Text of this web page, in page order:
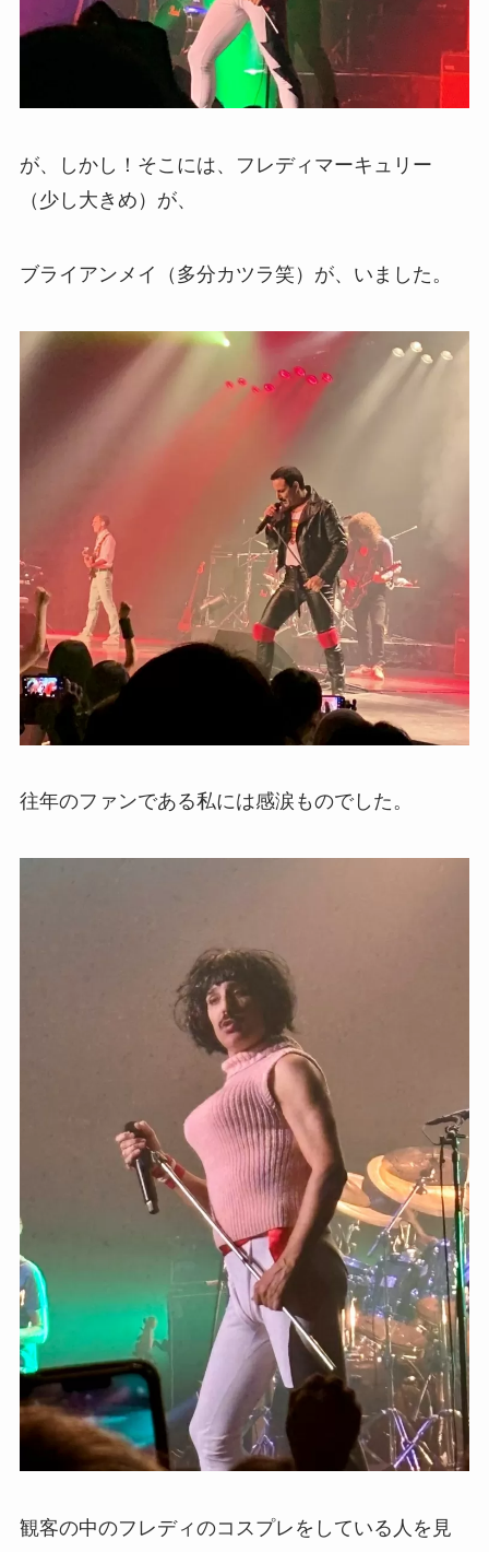
が、しかし！そこには、フレディマーキュリー
（少し大きめ）が、
ブライアンメイ（多分カツラ笑）が、いました。
往年のファンである私には感涙ものでした。
観客の中のフレディのコスプレをしている人を見